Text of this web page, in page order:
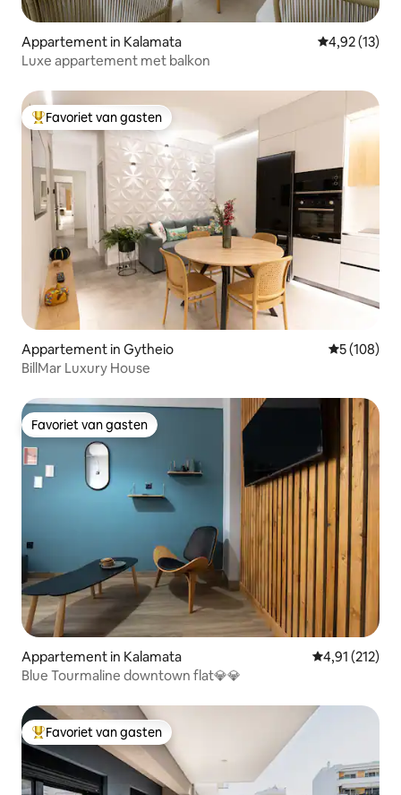
Appartement in Kalamata Gemiddelde
4,92 (13)
Luxe appartement met balkon
Topfavoriet van gasten
Favoriet van gasten
Appartement in Gytheio
5 (108)
BillMar Luxury House
Favoriet van gasten
Favoriet van gasten
Appartement in Kalamata Gemiddelde
4,91 (212)
Blue Tourmaline downtown flat💎💎
Topfavoriet van gasten
Favoriet van gasten